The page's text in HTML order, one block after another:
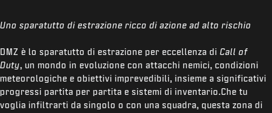
Uno sparatutto di estrazione ricco di azione ad alto rischio
DMZ è lo sparatutto di estrazione per eccellenza di Call of
Duty, un mondo in evoluzione con attacchi nemici, condizioni
meteorologiche e obiettivi imprevedibili, insieme a significativi
progressi partita per partita e sistemi di inventario.Che tu
voglia infiltrarti da singolo o con una squadra, questa zona di